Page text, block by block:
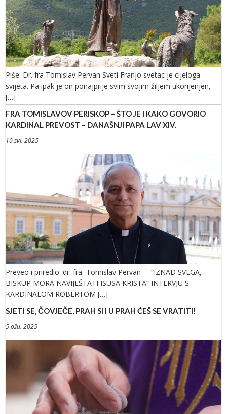
Piše: Dr. fra Tomislav Pervan Sveti Franjo svetac je cijeloga
svijeta. Pa ipak je on ponajprije svim svojim žiljem ukorijenjen,
[…]
FRA TOMISLAVOV PERISKOP – ŠTO JE I KAKO GOVORIO
KARDINAL PREVOST – DANAŠNJI PAPA LAV XIV.
10 svi. 2025
Preveo i priredio: dr. fra Tomislav Pervan “IZNAD SVEGA,
BISKUP MORA NAVIJEŠTATI ISUSA KRISTA” INTERVJU S
KARDINALOM ROBERTOM […]
SJETI SE, ČOVJEČE, PRAH SI I U PRAH ĆEŠ SE VRATITI!
5 ožu. 2025